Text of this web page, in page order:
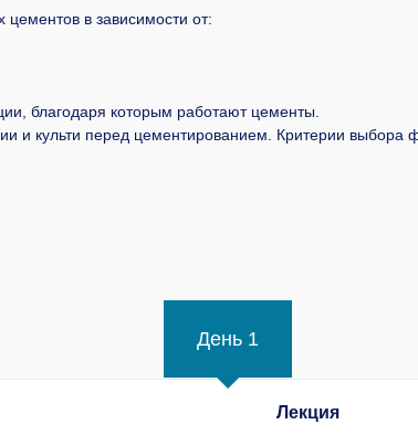
в зависимости от:
благодаря которым работают цементы.
и культи перед цементированием. Критерии выбора
День 1
Лекция